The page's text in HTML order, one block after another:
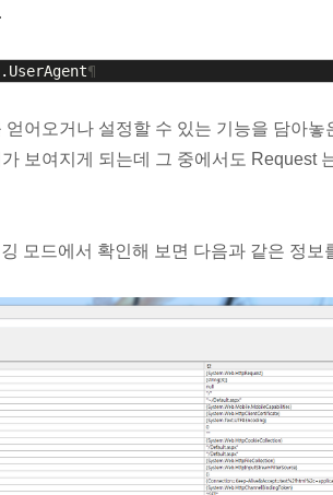
. UserAgent¶
어오거나 설정할 수 있는 기능을 담아
보여지게 되는데 그 중에서도 Request
모드에서 확인해 보면 다음과 같은 정보